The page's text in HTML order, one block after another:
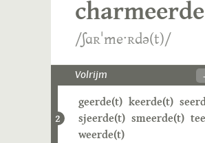
/ʃɑʀˈmeˑʀdə(t)/
Volrijm
2
geerde(t) keerde(t)
sjeerde(t) smeerde(t)
weerde(t)